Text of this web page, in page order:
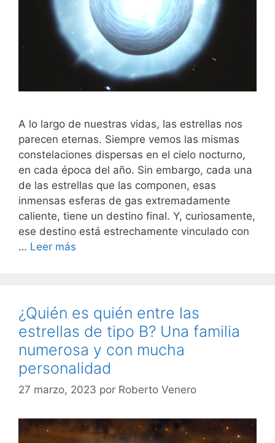
A lo largo de nuestras vidas, las estrellas nos
parecen eternas. Siempre vemos las mismas
constelaciones dispersas en el cielo nocturno,
en cada época del año. Sin embargo, cada una
de las estrellas que las componen, esas
inmensas esferas de gas extremadamente
caliente, tiene un destino final. Y, curiosamente,
ese destino está estrechamente vinculado con
… Leer más
¿Quién es quién entre las
estrellas de tipo B? Una familia
numerosa y con mucha
personalidad
27 marzo, 2023 por Roberto Venero